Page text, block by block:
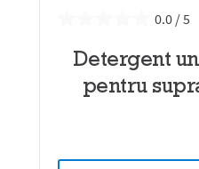
0.0
Detergent
pentru